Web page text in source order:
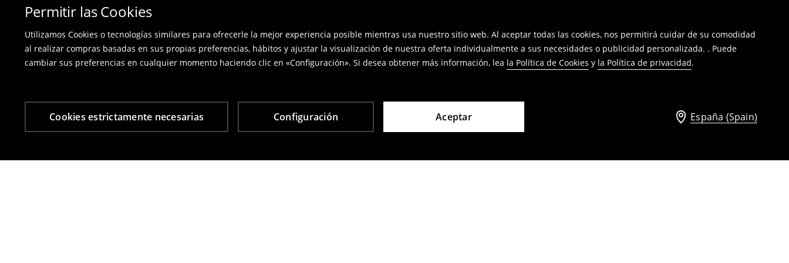
Permitir las Cookies
Utilizamos Cookies o tecnologías similares para ofrecerle la mejor experiencia posible mientras usa nuestro sitio web. Al aceptar todas las cookies, nos permitirá cuidar de su comodidad
al realizar compras basadas en sus propias preferencias, hábitos y ajustar la visualización de nuestra oferta individualmente a sus necesidades o publicidad personalizada. . Puede
cambiar sus preferencias en cualquier momento haciendo clic en «Configuración». Si desea obtener más información, lea la Política de Cookies y la Política de privacidad.
Cookies estrictamente necesarias Configuración Aceptar España (Spain)